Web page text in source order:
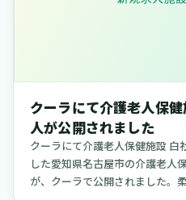
クーラにて介護老人保
人が公開されました
クーラにて介護老人保健施設 白
した愛知県名古屋市の介護老人
が、クーラで公開されました。